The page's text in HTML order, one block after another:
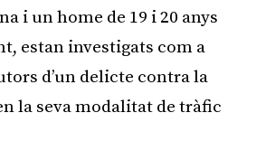
i un home de 19 i 20 anys
estan investigats com a
d’un delicte contra la
la seva modalitat de tràfic